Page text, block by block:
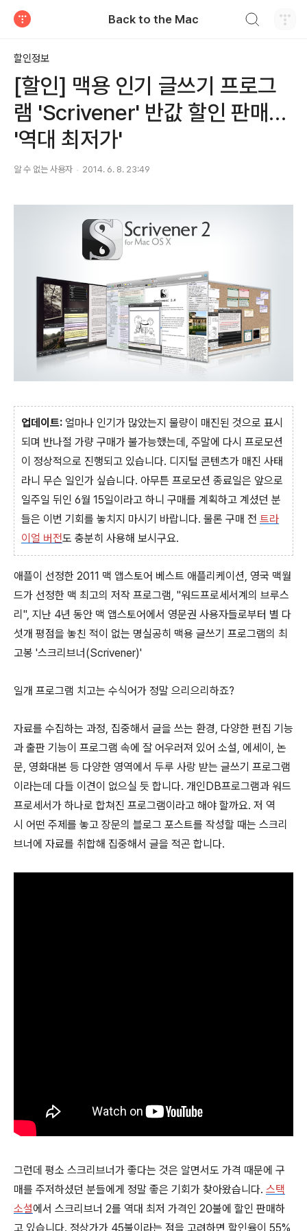
Back to the Mac
할인정보
[할인] 맥용 인기 글쓰기 프로그
램 'Scrivener' 반값 할인 판매…
'역대 최저가'
알 수 없는 사용자 2014. 6. 8. 23:49
업데이트: 얼마나 인기가 많았는지 물량이 매진된 것으로 표시
되며 반나절 가량 구매가 불가능했는데, 주말에 다시 프로모션
이 정상적으로 진행되고 있습니다. 디지털 콘텐츠가 매진 사태
라니 무슨 일인가 싶습니다. 아무튼 프로모션 종료일은 앞으로
일주일 뒤인 6월 15일이라고 하니 구매를 계획하고 계셨던 분
들은 이번 기회를 놓치지 마시기 바랍니다. 물론 구매 전 트라
이얼 버전도 충분히 사용해 보시구요.
애플이 선정한 2011 맥 앱스토어 베스트 애플리케이션, 영국 맥월
드가 선정한 맥 최고의 저작 프로그램, "워드프로세서계의 브루스
리", 지난 4년 동안 맥 앱스토어에서 영문권 사용자들로부터 별 다
섯개 평점을 놓친 적이 없는 명실공히 맥용 글쓰기 프로그램의 최
고봉 '스크리브너(Scrivener)'
일개 프로그램 치고는 수식어가 정말 으리으리하죠?
자료를 수집하는 과정, 집중해서 글을 쓰는 환경, 다양한 편집 기능
과 출판 기능이 프로그램 속에 잘 어우러져 있어 소설, 에세이, 논
문, 영화대본 등 다양한 영역에서 두루 사랑 받는 글쓰기 프로그램
이라는데 다들 이견이 없으실 듯 합니다. 개인DB프로그램과 워드
프로세서가 하나로 합쳐진 프로그램이라고 해야 할까요. 저 역
시 어떤 주제를 놓고 장문의 블로그 포스트를 작성할 때는 스크리
브너에 자료를 취합해 집중해서 글을 적곤 합니다.
그런데 평소 스크리브너가 좋다는 것은 알면서도 가격 때문에 구
매를 주저하셨던 분들에게 정말 좋은 기회가 찾아왔습니다. 스택
소셜에서 스크리브너 2를 역대 최저 가격인 20불에 할인 판매하
고 있습니다. 정상가가 45불이라는 점을 고려하면 할인율이 55%